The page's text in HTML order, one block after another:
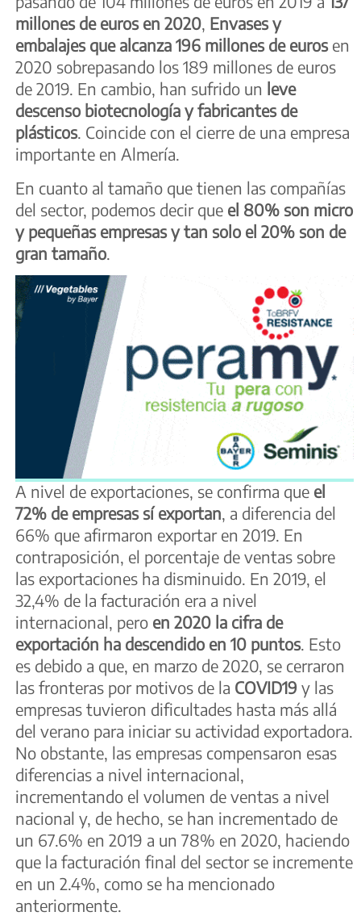
millones de euros en 2020, Envases y
embalajes que alcanza 196 millones de eurosen
2020 sobrepasando los 189 millones de euros
de 2019. En cambio, han sufrido un leve
descenso biotecnología y fabricantes de
plásticos. Coincide con el cierre de una empresa
importante en Almería.
En cuanto al tamaño que tienen las compañías
del sector, podemos decir que el 80% son micro
y pequeñas empresas y tan solo el 20% son de
gran tamaño
A nivel de exportaciones, se confirma que el
72% de empresas sí exportan , a diferencia del
66% que afirmaron exportar en 2019. En
contraposición, el porcentaje de ventas sobre
las exportaciones ha disminuido. En 2019, el
32,4% de la facturación era a nivel
internacional, pero en 2020 la cifra de
exportación ha descendido en 10 puntos. Esto
es debido a que, en marzo de 2020, se cerraron
las fronteras por motivos de la COVID19 y las
empresas tuvieron dificultades hasta más allá
del verano para iniciar su actividad exportadora.
No obstante, las empresas compensaron esas
diferencias a nivel internacional,
incrementando el volumen de ventas a nivel
nacional y, de hecho, se han incrementado de
un 67.6% en 2019 a un 78% en 2020, haciendo
que la facturación final del sector se incremente
en un 2.4%, como se ha mencionado
anteriormente.